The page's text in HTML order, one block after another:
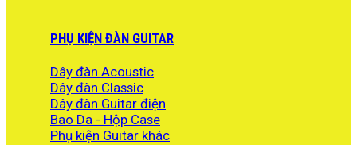
PHỤ KIỆN ĐÀN GUITAR
Dây đàn Acoustic
Dây đàn Classic
Dây đàn Guitar điện
Bao Da - Hộp Case
Phụ kiện Guitar khác